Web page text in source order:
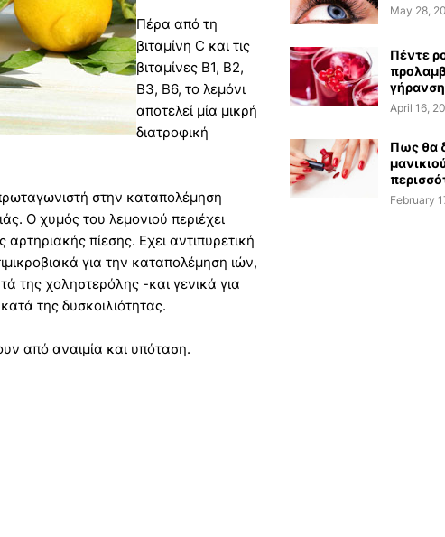
Πέρα από τη
βιταμίνη C και τις
βιταμίνες Β1, Β2,
Β3, Β6, το λεμόνι
αποτελεί μία μικρή
διατροφική
στην καταπολέμηση
Ο χυμός του λεμονιού περιέχει
πίεσης. Εχει αντιπυρετική
για την καταπολέμηση ιών,
της χοληστερόλης -και γενικά για
της δυσκοιλιότητας.
από αναιμία και υπόταση.
May 28,
Πέντε
April 16,
Πως θα
February